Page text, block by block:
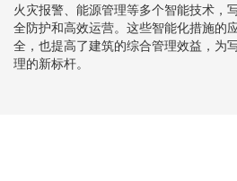
火灾报警、能源管理等多个智能技术，
全防护和高效运营。这些智能化措施的
全，也提高了建筑的综合管理效益，为
理的新标杆。